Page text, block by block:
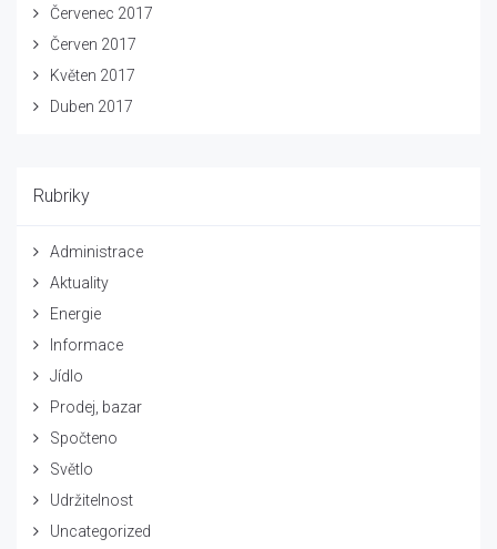
Červenec 2017
Červen 2017
Květen 2017
Duben 2017
Rubriky
Administrace
Aktuality
Energie
Informace
Jídlo
Prodej, bazar
Spočteno
Světlo
Udržitelnost
Uncategorized